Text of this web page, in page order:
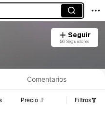
Seguir
56 Seguidores
Comentarios
Precio Filtros